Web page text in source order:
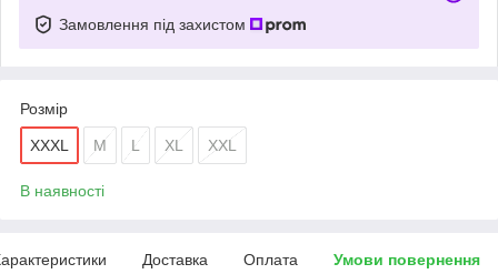
Замовлення під захистом
Розмір
XXXL M L XL XXL
В наявності
Доставка Оплата Умови повернення